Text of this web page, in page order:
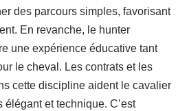
des parcours simples, favorisant
En revanche, le hunter
une expérience éducative tant
le cheval. Les contrats et les
cette discipline aident le cavalier
et technique. C’est